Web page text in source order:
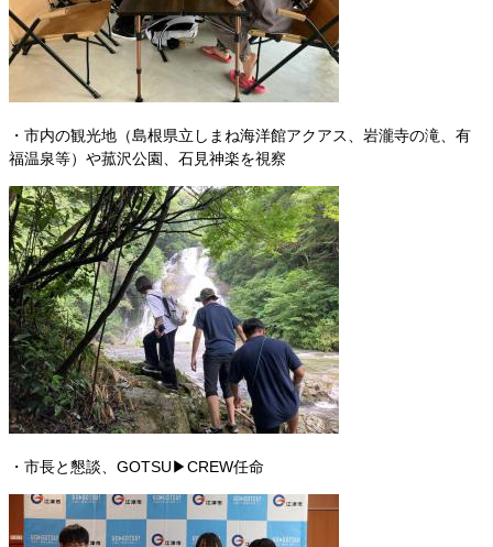
・市内の観光地（島根県立しまね海洋館アクアス、岩瀧寺の滝、有
福温泉等）や菰沢公園、石見神楽を視察
・市長と懇談、GOTSU▶CREW任命